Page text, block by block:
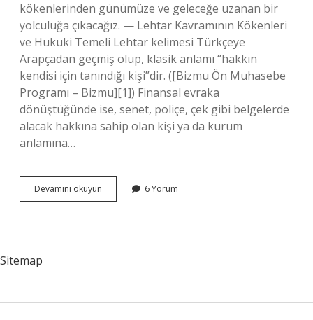
kökenlerinden günümüze ve geleceğe uzanan bir
yolculuğa çıkacağız. — Lehtar Kavramının Kökenleri
ve Hukuki Temeli Lehtar kelimesi Türkçeye
Arapçadan geçmiş olup, klasik anlamı “hakkın
kendisi için tanındığı kişi”dir. ([Bizmu Ön Muhasebe
Programı – Bizmu][1]) Finansal evraka
dönüştüğünde ise, senet, poliçe, çek gibi belgelerde
alacak hakkına sahip olan kişi ya da kurum
anlamına…
Devamını okuyun
lehtar
6 Yorum
Sitemap